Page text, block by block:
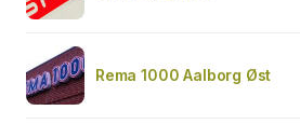
Rema 1000 Aalborg Øst